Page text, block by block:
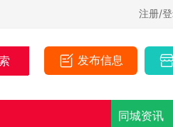
注册/
发布信息
同城资讯